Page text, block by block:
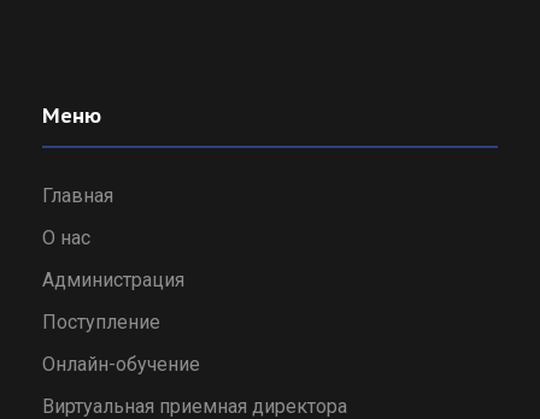
Меню
Главная
О нас
Администрация
Поступление
Онлайн-обучение
Виртуальная приемная директора